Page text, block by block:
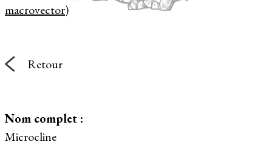
macrovector)
Retour
Nom complet :
Microcline